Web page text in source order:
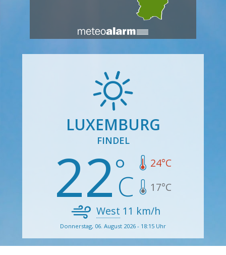
LUXEMBURG
FINDEL
22 24°C
17°C
West 11 km/h
Donnerstag, 06. August 2026 - 18:15 Uhr